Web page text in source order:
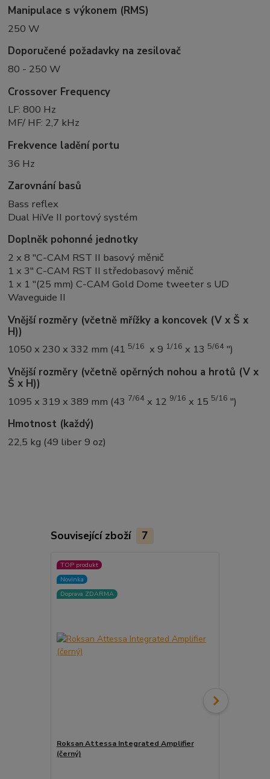
Manipulace s výkonem (RMS)
250 W
Doporučené požadavky na zesilovač
80 - 250 W
Crossover Frequency
LF: 800 Hz
MF/ HF: 2,7 kHz
Frekvence ladění portu
36 Hz
Zarovnání basů
Bass reflex
Dual HiVe II portový systém
Doplněk pohonné jednotky
2 x 8 "C-CAM RST II basový měnič
1 x 3" C-CAM RST II středobasový měnič
1 x 1 "(25 mm) C-CAM Gold Dome tweeter s UD
Waveguide II
Vnější rozměry (včetně mřížky a koncovek (V x Š x
H))
1050 x 230 x 332 mm (41 5/16 x 9 1/16 x 13 5/64 ")
Vnější rozměry (včetně opěrných nohou a hrotů (V x
Š x H))
1095 x 319 x 389 mm (43 7/64 x 12 9/16 x 15 5/16 ")
Hmotnost (každý)
22,5 kg (49 liber 9 oz)
Související zboží 7
TOP produkt
Novinka
Doprava ZDARMA
Roksan Attessa Integrated Amplifier
(černý)